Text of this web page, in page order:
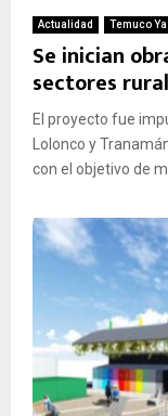
E
N
U
Actualidad Temuco Ya
Se inician
sectores
El proyecto fue
Lolonco y
con el objetivo de